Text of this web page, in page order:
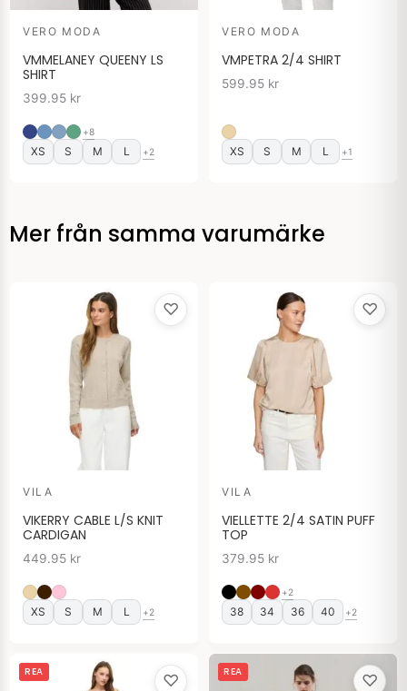
VERO MODA
VMMELANEY QUEENY LS
SHIRT
399.95 kr
+8
XS S M L +2
VERO MODA
VMPETRA 2/4 SHIRT
599.95 kr
XS S M L +1
Mer från samma varumärke
♡
VILA
VIKERRY CABLE L/S KNIT
CARDIGAN
449.95 kr
XS S M L +2
♡
VILA
VIELLETTE 2/4 SATIN PUFF
TOP
379.95 kr
+2
38 34 36 40 +2
♡
REA
Det
ursprungliganuvarande
♡
REA
Det
ursprungliganuvarande